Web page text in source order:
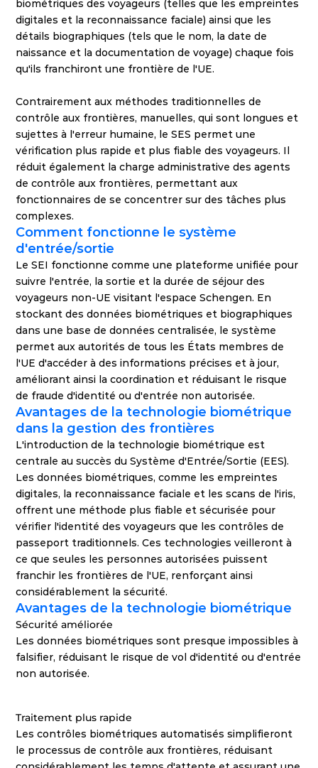
biométriques des voyageurs (telles que les empreintes
digitales et la reconnaissance faciale) ainsi que les
détails biographiques (tels que le nom, la date de
naissance et la documentation de voyage) chaque fois
qu'ils franchiront une frontière de l'UE.
Contrairement aux méthodes traditionnelles de
contrôle aux frontières, manuelles, qui sont longues et
sujettes à l'erreur humaine, le SES permet une
vérification plus rapide et plus fiable des voyageurs. Il
réduit également la charge administrative des agents
de contrôle aux frontières, permettant aux
fonctionnaires de se concentrer sur des tâches plus
complexes.
Comment fonctionne le système
d'entrée/sortie
Le SEI fonctionne comme une plateforme unifiée pour
suivre l'entrée, la sortie et la durée de séjour des
voyageurs non-UE visitant l'espace Schengen. En
stockant des données biométriques et biographiques
dans une base de données centralisée, le système
permet aux autorités de tous les États membres de
l'UE d'accéder à des informations précises et à jour,
améliorant ainsi la coordination et réduisant le risque
de fraude d'identité ou d'entrée non autorisée.
Avantages de la technologie biométrique
dans la gestion des frontières
L'introduction de la technologie biométrique est
centrale au succès du Système d'Entrée/Sortie (EES).
Les données biométriques, comme les empreintes
digitales, la reconnaissance faciale et les scans de l'iris,
offrent une méthode plus fiable et sécurisée pour
vérifier l'identité des voyageurs que les contrôles de
passeport traditionnels. Ces technologies veilleront à
ce que seules les personnes autorisées puissent
franchir les frontières de l'UE, renforçant ainsi
considérablement la sécurité.
Avantages de la technologie biométrique
Sécurité améliorée
Les données biométriques sont presque impossibles à
falsifier, réduisant le risque de vol d'identité ou d'entrée
non autorisée.
Traitement plus rapide
Les contrôles biométriques automatisés simplifieront
le processus de contrôle aux frontières, réduisant